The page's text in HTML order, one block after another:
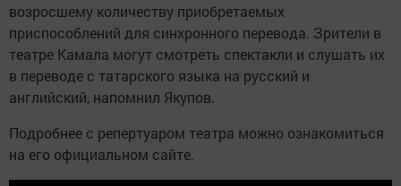
возросшему количеству приобретаемых
приспособлений для синхронного перевода. Зрители в
театре Камала могут смотреть спектакли и слушать их
в переводе с татарского языка на русский и
английский, напомнил Якупов.
Подробнее с репертуаром театра можно ознакомиться
на его официальном сайте.